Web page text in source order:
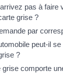
pas à faire
grise ?
par
peut-il
?
comporte